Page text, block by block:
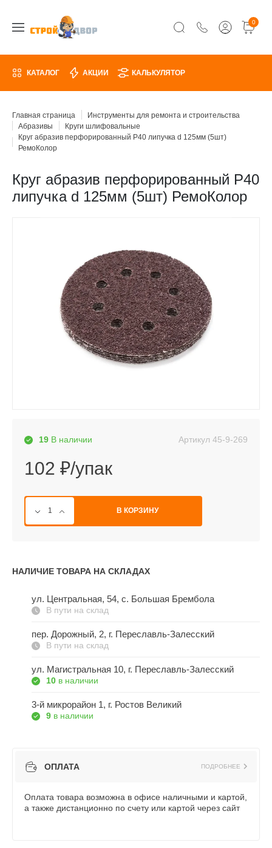
0
КАТАЛОГ АКЦИИ КАЛЬКУЛЯТОР
Главная страница
Инструменты для ремонта и строительства
Абразивы
Круги шлифовальные
Круг абразив перфорированный Р40 липучка d 125мм (5шт)
РемоКолор
Круг абразив перфорированный Р40
липучка d 125мм (5шт) РемоКолор
19 В наличии Артикул 45-9-269
102 ₽/упак
В КОРЗИНУ
НАЛИЧИЕ ТОВАРА НА СКЛАДАХ
ул. Центральная, 54, c. Большая Брембола
В пути на склад
пер. Дорожный, 2, г. Переславль-Залесский
В пути на склад
ул. Магистральная 10, г. Переславль-Залесский
10 в наличии
3-й микрорайон 1, г. Ростов Великий
9 в наличии
ОПЛАТА ПОДРОБНЕЕ
Оплата товара возможна в офисе наличными и картой,
а также дистанционно по счету или картой через сайт